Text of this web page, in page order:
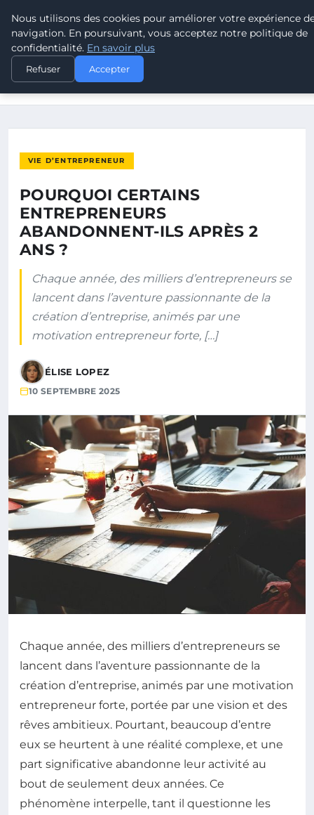
POUVOIR OUVRIER
ACCUEIL
POURQUOI CERTAINS ENTREPRENEURS ABANDONNENT-ILS
VIE D’ENTREPRENEUR
POURQUOI CERTAINS
ENTREPRENEURS
ABANDONNENT-ILS APRÈS 2
ANS ?
Chaque année, des milliers d’entrepreneurs se
lancent dans l’aventure passionnante de la
création d’entreprise, animés par une
motivation entrepreneur forte, […]
ÉLISE LOPEZ
10 SEPTEMBRE 2025
Chaque année, des milliers d’entrepreneurs se
lancent dans l’aventure passionnante de la
création d’entreprise, animés par une motivation
entrepreneur forte, portée par une vision et des
rêves ambitieux. Pourtant, beaucoup d’entre
eux se heurtent à une réalité complexe, et une
part significative abandonne leur activité au
bout de seulement deux années. Ce
phénomène interpelle, tant il questionne les
Nous utilisons des cookies pour améliorer votre expérience
navigation. En poursuivant, vous acceptez notre politique de
confidentialité. En savoir plus
Refuser Accepter